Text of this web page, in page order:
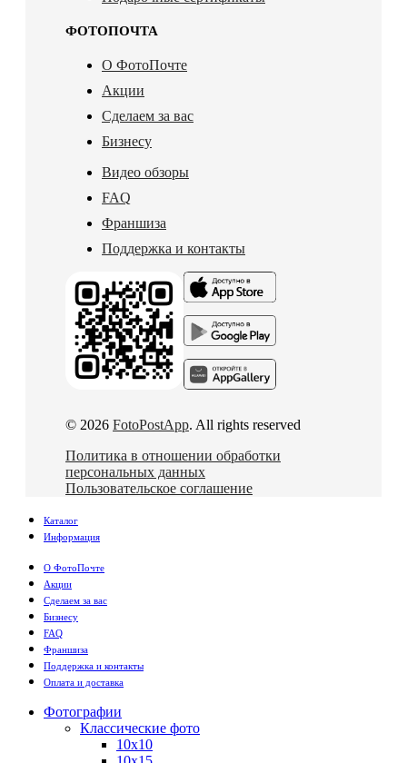
ФОТОПОЧТА
О ФотоПочте
Акции
Сделаем за вас
Бизнесу
Видео обзоры
FAQ
Франшиза
Поддержка и контакты
© 2026 FotoPostApp. All rights reserved
Политика в отношении обработки
персональных данных
Пользовательское соглашение
Каталог
Информация
О ФотоПочте
Акции
Сделаем за вас
Бизнесу
FAQ
Франшиза
Поддержка и контакты
Оплата и доставка
Фотографии
Классические фото
10х10